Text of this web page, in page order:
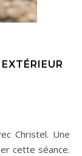
cette séance.